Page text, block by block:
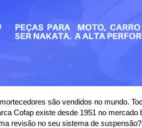
são vendidos no mundo.
Cofap existe desde 1951 no
revisão no seu sistema de